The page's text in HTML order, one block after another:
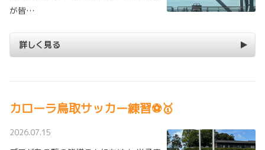
が皆…
詳しく見る
カローラ鳥取サッカー練習⚽🥇
2026.07.15